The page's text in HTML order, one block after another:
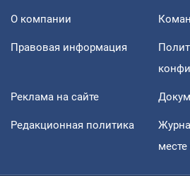
О компании
Правовая информация
Реклама на сайте
Редакционная политика